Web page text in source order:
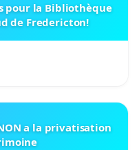
pour la Bibliothèque
de Fredericton!
NON a la privatisation